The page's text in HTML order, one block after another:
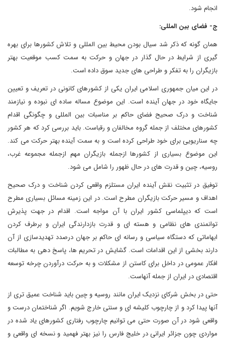
انجام شود.
ج- فضای بین المللی:
همان گونه که ذکر شد سیال بودن محیط بین المللی و تلاش کشورها برای بهره
گیری از شرایط در حال گذار در جهان و حرکت به سمت کسب موقعیت بهتر
بازیگران را به تفکر و طراحی های جدید سوق داده است.
در این میان جمهوری اسلامی ایران یکی از کشورهای کانونی در تعریف و تعیین
جایگاه خود در جهان آینده است. این موضوع مساله ساده ای نبوده و نیازمند
شناخت و درک صحیح فضای حاکم بر مناسبات بین المللی و چگونگی اقدام
کشورهای مختلف از جمله گروه مخالفان و رقباست. باید بررسی کرد که هر کشور
چه سناریویی برای خود طراحی کرده است و به سمت آینده بهتر حرکت می کند.
این موضوع بسیاری از کشورها ازجمله بازیگران مهم ازجمله مجموعه غرب،
روسیه، چین و قدرت های در حال ظهور را شامل می شود.
توفیق در تثبیت نقش آینده ایران مستلزم واقعی کردن شناخت و درک صحیح
اهداف و مسیر حرکت بازیگران مطرح است. در این زمینه مسائل بسیاری مطرح
است که دیپلماسی کشور ایران با آن مواجه است. اقدام در جهت پذیرش
توانمندی های نظامی و هسته ای و قدرت بازدارندگی ایران و برطرف کردن
ابهاماتی که دستگاه سیاسی و رسانه ای حاکم بر جهان درصدد تهدیدسازی از آن
دارند بخشی از این اقدامات است. گشایش در تحریم ها، پاسخ دهی به مطالبات
افکار عمومی در داخل برای کاستن از مشکلات و به حرکت درآوردن چرخه توسعه
اقتصادی در ایران از جمله آنهاست.
حتی در بخش شرکای نزدیک ایران مانند روسیه و چین باید شناخت عمیق تری از
آنها پیدا کرد و از چارچوب کلیشه ای و سنتی خارج شویم. اگر شناختمان درست و
واقعی شود در آن صورت حتی می توانیم چارچوب رفتاری کشورهای یاد شده در
مواردی چون جزائر ایرانی در خلیج فارس را نیز بهتر فهمید و نسخه ای واقعی و